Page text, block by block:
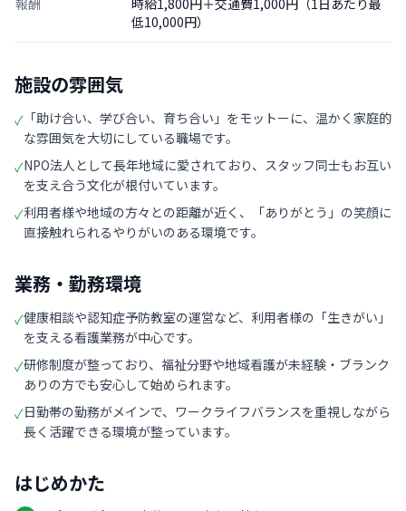
報酬
時給1,800円＋交通費1,000円（1日あたり最
低10,000円）
施設の雰囲気
✓ 「助け合い、学び合い、育ち合い」をモットーに、温かく家庭的
な雰囲気を大切にしている職場です。
✓NPO法人として長年地域に愛されており、スタッフ同士もお互い
を支え合う文化が根付いています。
✓利用者様や地域の方々との距離が近く、「ありがとう」の笑顔に
直接触れられるやりがいのある環境です。
業務・勤務環境
✓健康相談や認知症予防教室の運営など、利用者様の「生きがい」
を支える看護業務が中心です。
✓研修制度が整っており、福祉分野や地域看護が未経験・ブランク
ありの方でも安心して始められます。
✓日勤帯の勤務がメインで、ワークライフバランスを重視しながら
長く活躍できる環境が整っています。
はじめかた